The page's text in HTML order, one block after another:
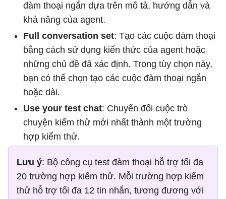
đàm thoại ngắn dựa trên mô tả, hướng dẫn và
khả năng của agent.
Full conversation set: Tạo các cuộc đàm thoại
bằng cách sử dụng kiến ​​thức của agent hoặc
những chủ đề đã xác định. Trong tùy chọn này,
bạn có thể chọn tạo các cuộc đàm thoại ngắn
hoặc dài.
Use your test chat: Chuyển đổi cuộc trò
chuyện kiểm thử mới nhất thành một trường
hợp kiểm thử.
Lưu ý: Bộ công cụ test đàm thoại hỗ trợ tối đa
20 trường hợp kiểm thử. Mỗi trường hợp kiểm
thử hỗ trợ tối đa 12 tin nhắn, tương đương với